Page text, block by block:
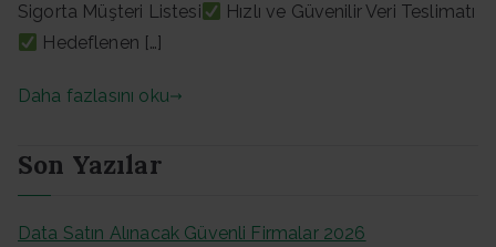
Sigorta Müşteri Listesi
Hızlı ve Güvenilir Veri Teslimatı
Hedeflenen […]
Daha fazlasını oku
Son Yazılar
Data Satın Alınacak Güvenli Firmalar 2026